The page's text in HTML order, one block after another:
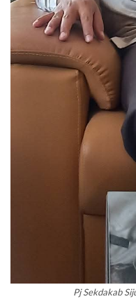
Pj Sekdakab